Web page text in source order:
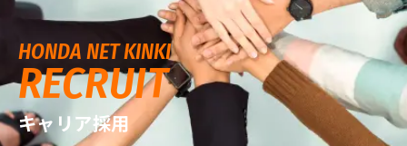
HONDA NET KINKI
RECRUIT
キャリア採用